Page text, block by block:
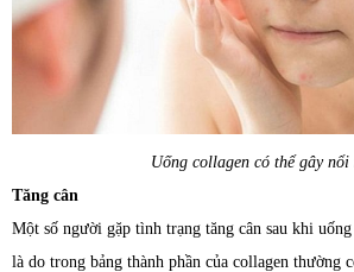
Uống collagen có thể gây nổi
Tăng cân
Một số người gặp tình trạng tăng cân sau khi
là do trong bảng thành phần của collagen thường